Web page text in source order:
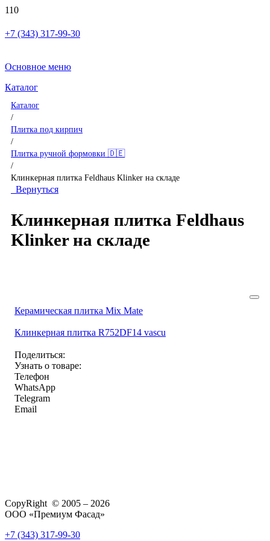
+7 (343) 317-99-30
Основное меню
Каталог
Каталог
/
Плитка под кирпич
/
Плитка ручной формовки 🇩🇪
/
Клинкерная плитка Feldhaus Klinker на складе
Вернуться
Клинкерная плитка Feldhaus
Klinker на складе
Керамическая плитка Mix Mate
Клинкерная плитка R752DF14 vascu
Поделиться:
Узнать о товаре:
Телефон
WhatsApp
Telegram
Email
CopyRight © 2005 – 2026
ООО «Премиум Фасад»
+7 (343) 317-99-30